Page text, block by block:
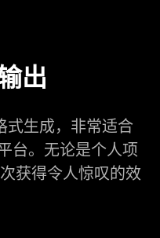
出
式生成，非常适合
台。无论是个人项
获得令人惊叹的效